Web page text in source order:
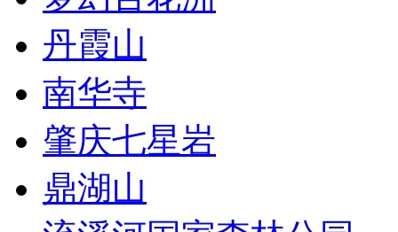
丹霞山
南华寺
肇庆七星岩
鼎湖山